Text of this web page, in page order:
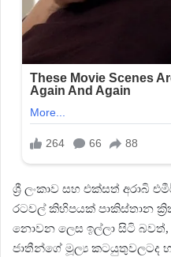
ශ්‍රී ලංකාව සහ එක්සත් අරාබි
රටවල් කිහිපයක් පාකිස්තාන
නොවන ලෙස ඉල්ලා සිටි
ජාතීන්ගේ මූල්‍ය කටයුතුවලටද